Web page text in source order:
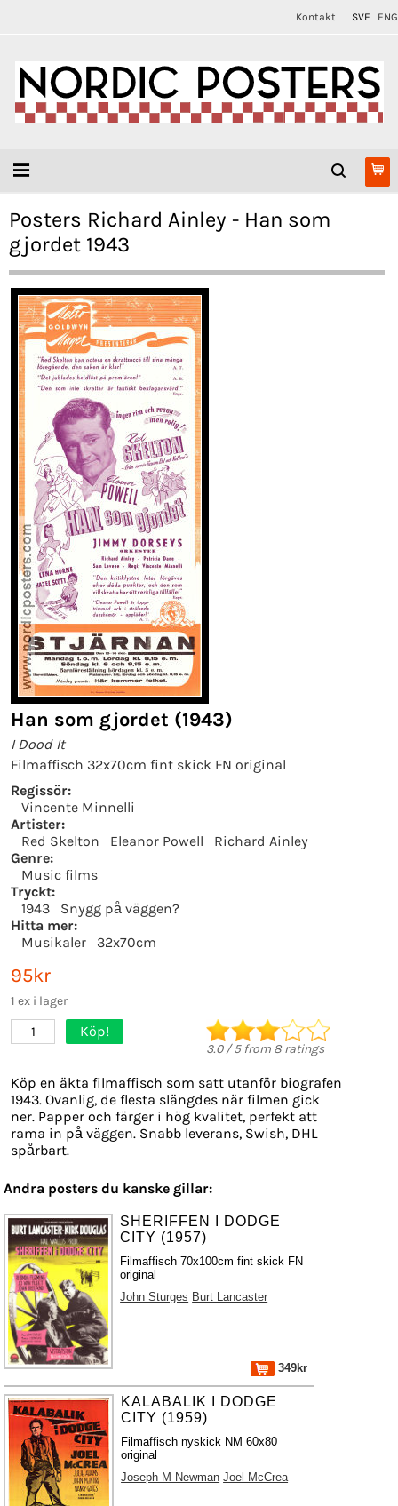
Kontakt SVE ENG
Posters Richard Ainley - Han som
gjordet 1943
Han som gjordet (1943)
I Dood It
Filmaffisch 32x70cm fint skick FN original
Regissör:
Vincente Minnelli
Artister:
Red Skelton
Eleanor Powell
Richard Ainley
Genre:
Music films
Tryckt:
1943
Snygg på väggen?
Hitta mer:
Musikaler
32x70cm
95kr
1 ex i lager
1 Köp!
3.0/5from 8 ratings
Köp en äkta filmaffisch som satt utanför biografen
1943. Ovanlig, de flesta slängdes när filmen gick
ner. Papper och färger i hög kvalitet, perfekt att
rama in på väggen. Snabb leverans, Swish, DHL
spårbart.
Andra posters du kanske gillar:
SHERIFFEN I DODGE
CITY (1957)
Filmaffisch 70x100cm fint skick FN
original
John Sturges Burt Lancaster
349kr
KALABALIK I DODGE
CITY (1959)
Filmaffisch nyskick NM 60x80
original
Joseph M Newman Joel McCrea